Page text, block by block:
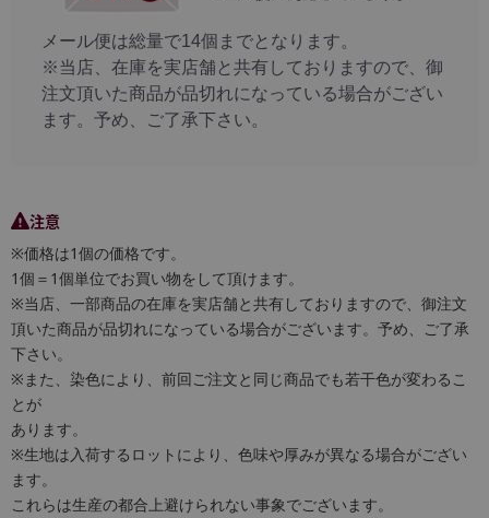
メール便は総量で14個までとなります。
※当店、在庫を実店舗と共有しておりますので、御
注文頂いた商品が品切れになっている場合がござい
ます。予め、ご了承下さい。
注意
※価格は1個の価格です。
1個＝1個単位でお買い物をして頂けます。
※当店、一部商品の在庫を実店舗と共有しておりますので、御注文
頂いた商品が品切れになっている場合がございます。予め、ご了承
下さい。
※また、染色により、前回ご注文と同じ商品でも若干色が変わるこ
とが
あります。
※生地は入荷するロットにより、色味や厚みが異なる場合がござい
ます。
これらは生産の都合上避けられない事象でございます。